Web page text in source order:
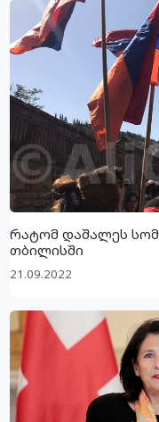
რატომ დაშალეს
თბილისში
21.09.2022